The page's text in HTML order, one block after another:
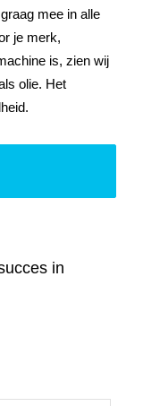
graag mee in alle
je merk,
is, zien wij
olie. Het
in